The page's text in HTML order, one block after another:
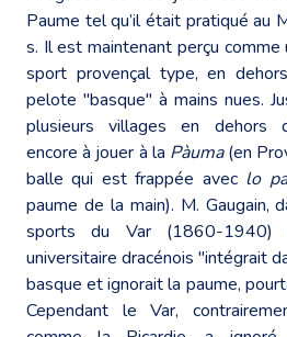
Paume tel qu’il était pratiqué au
s. Il est maintenant perçu
sport provençal type, en
pelote "basque" à mains nues.
plusieurs villages en dehors
encore à jouer à la Pàuma(en
balle qui est frappée aveclo
paume de la main). M. Gaugain,
sports du Var (1860-
universitaire dracénois "intégrait
basque et ignorait la paume,
Cependant le Var,